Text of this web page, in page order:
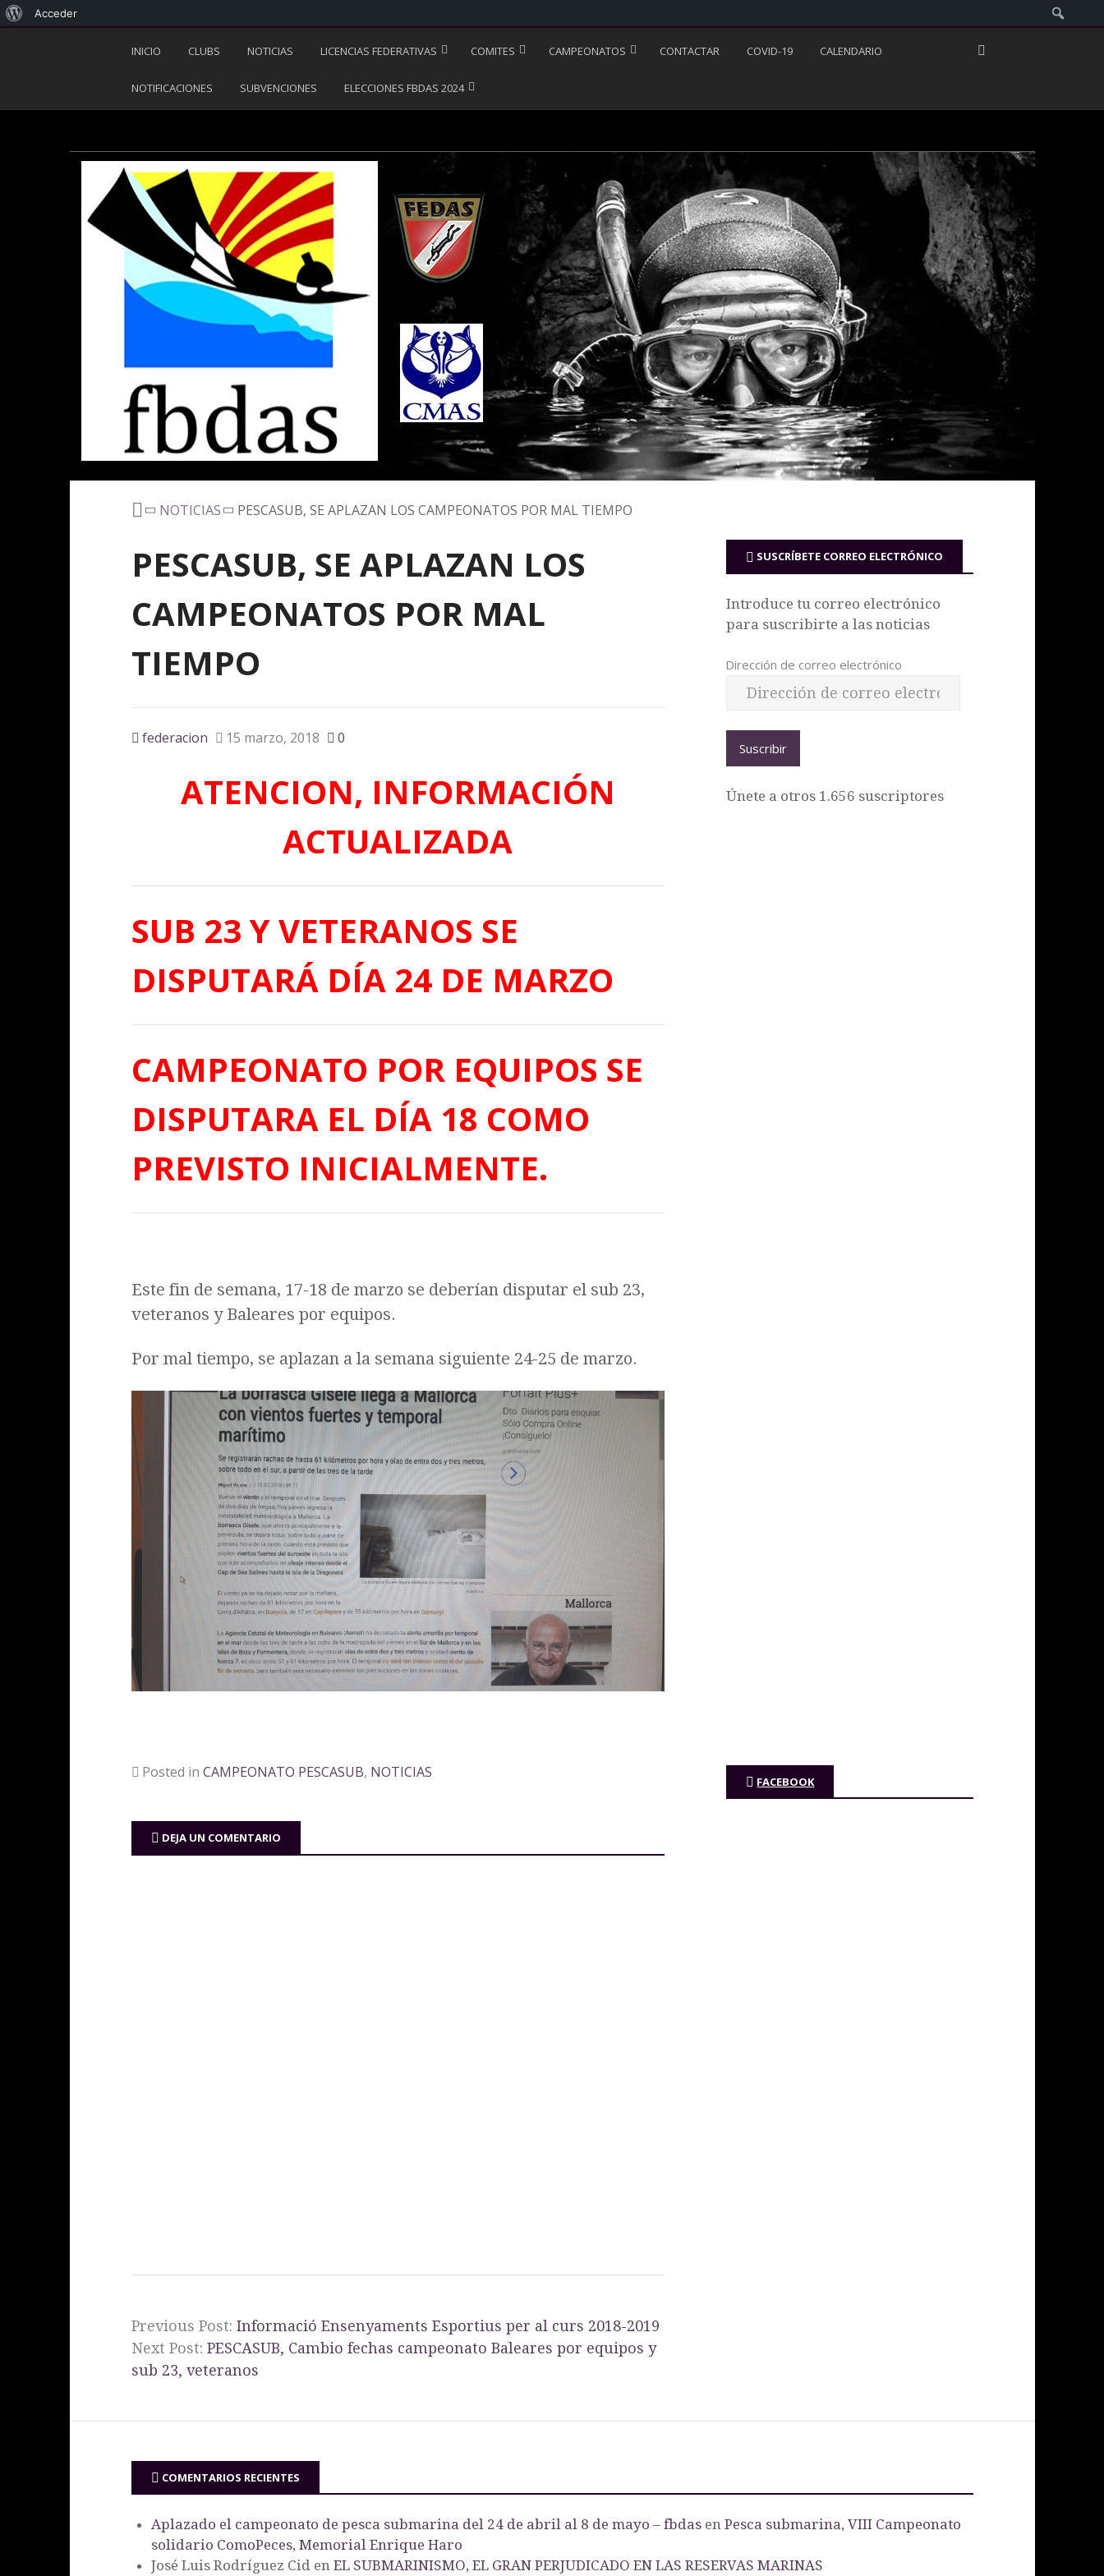
INICIO CLUBS NOTICIAS LICENCIAS FEDERATIVAS COMITES CAMPEONATOS CONTACTAR COVID-19 CALENDARIO
NOTIFICACIONES SUBVENCIONES ELECCIONES FBDAS 2024
NOTICIAS PESCASUB, SE APLAZAN LOS CAMPEONATOS POR MAL TIEMPO
PESCASUB, SE APLAZAN LOS
CAMPEONATOS POR MAL
TIEMPO
federacion 15 marzo, 2018 0
ATENCION, INFORMACIÓN
ACTUALIZADA
SUB 23 Y VETERANOS SE
DISPUTARÁ DÍA 24 DE MARZO
CAMPEONATO POR EQUIPOS SE
DISPUTARA EL DÍA 18 COMO
PREVISTO INICIALMENTE.
Este fin de semana, 17-18 de marzo se deberían disputar el sub 23,
veteranos y Baleares por equipos.
Por mal tiempo, se aplazan a la semana siguiente 24-25 de marzo.
Posted in CAMPEONATO PESCASUB, NOTICIAS
DEJA UN COMENTARIO
Previous Post: Informació Ensenyaments Esportius per al curs 2018-2019
Next Post: PESCASUB, Cambio fechas campeonato Baleares por equipos y
sub 23, veteranos
SUSCRÍBETE CORREO ELECTRÓNICO
Introduce tu correo electrónico
para suscribirte a las noticias
Dirección de correo electrónico
Suscribir
Únete a otros 1.656 suscriptores
FACEBOOK
COMENTARIOS RECIENTES
Aplazado el campeonato de pesca submarina del 24 de abril al 8 de mayo – fbdasen Pesca submarina, VIII Campeonato
solidario ComoPeces, Memorial Enrique Haro
José Luis Rodríguez Ciden EL SUBMARINISMO, EL GRAN PERJUDICADO EN LAS RESERVAS MARINAS
Acceder